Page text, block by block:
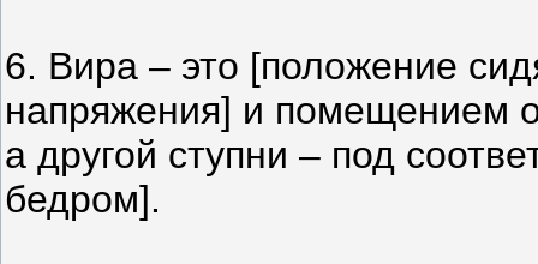
6. Вира – это [положение
напряжения] и помещением
а другой ступни – под
бедром].